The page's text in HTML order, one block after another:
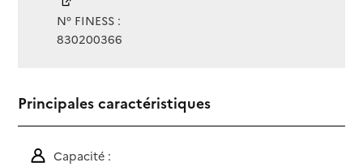
N° FINESS :
830200366
Principales caractéristiques
Capacité :